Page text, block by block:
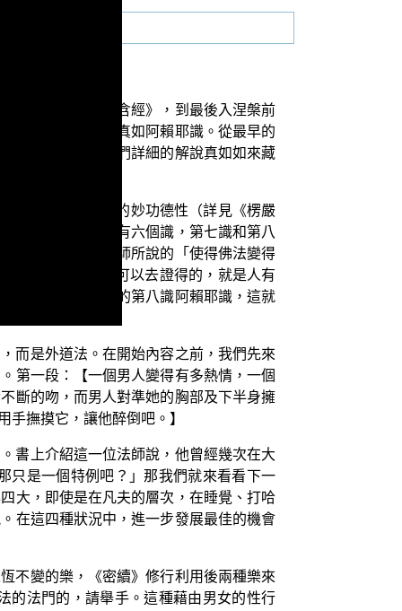
初轉法輪的《阿含經》，到最後入涅槃前
意識、末那識與真如阿賴耶識。從最早的
三轉法輪，為我們詳細的解說真如如來藏
其實都是如來藏的妙功德性（詳見《楞嚴
「佛只說過人只有六個識，第七識和第八
也就會像太虛大師所說的「使得佛法變得
以及我們實際上可以去證得的，就是人有
每個人都有自己的第八識阿賴耶識，這就
而是外道法。在開始內容之前，我們先來
第一段：【一個男人變得有多熱情，一個
斷的吻，而男人對準她的胸部及下半身擁
撫摸它，讓他醉倒吧。】
書上介紹這一位法師說，他曾經幾次在大
只是一個特例吧？」那我們就來看看下一
大，即使是在凡夫的層次，在睡覺、打哈
在這四種狀況中，進一步發展最佳的機會
不變的樂，《密續》修行利用後兩種樂來
的法門的，請舉手。這種藉由男女的性行